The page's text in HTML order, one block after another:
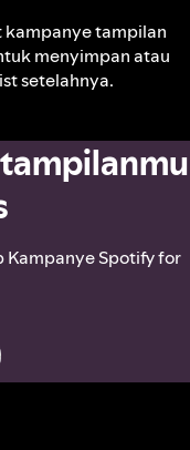
tampilan
menyimpan atau
setelahnya.
Kampanye Spotify for